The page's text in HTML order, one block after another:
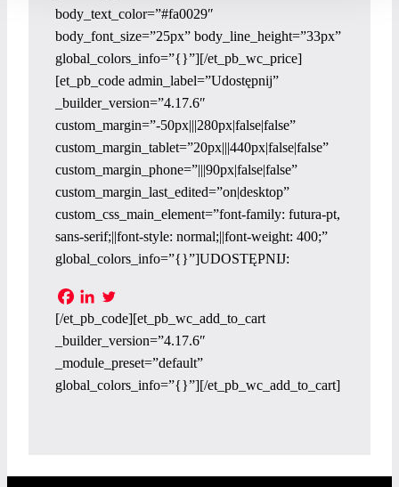
body_text_color=”#fa0029″
body_font_size=”25px” body_line_height=”33px”
global_colors_info=”{}”][/et_pb_wc_price]
[et_pb_code admin_label=”Udostępnij”
_builder_version=”4.17.6″
custom_margin=”-50px|||280px|false|false”
custom_margin_tablet=”20px|||440px|false|false”
custom_margin_phone=”|||90px|false|false”
custom_margin_last_edited=”on|desktop”
custom_css_main_element=”font-family: futura-pt,
sans-serif;||font-style: normal;||font-weight: 400;”
global_colors_info=”{}”]UDOSTĘPNIJ:
[/et_pb_code][et_pb_wc_add_to_cart
_builder_version=”4.17.6″
_module_preset=”default”
global_colors_info=”{}”][/et_pb_wc_add_to_cart]